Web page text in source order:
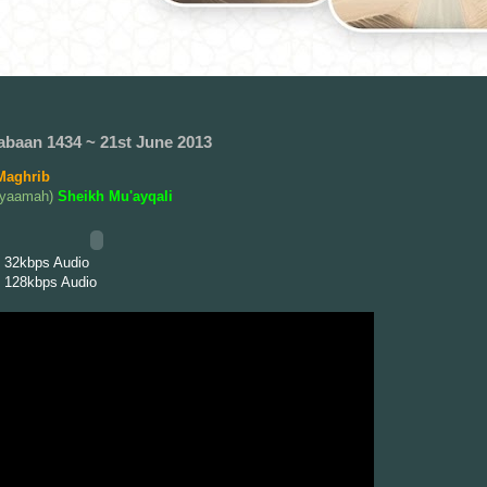
1434 ~ 21st June 2013
Sheikh Mu'ayqali
32kbps Audio
128kbps Audio